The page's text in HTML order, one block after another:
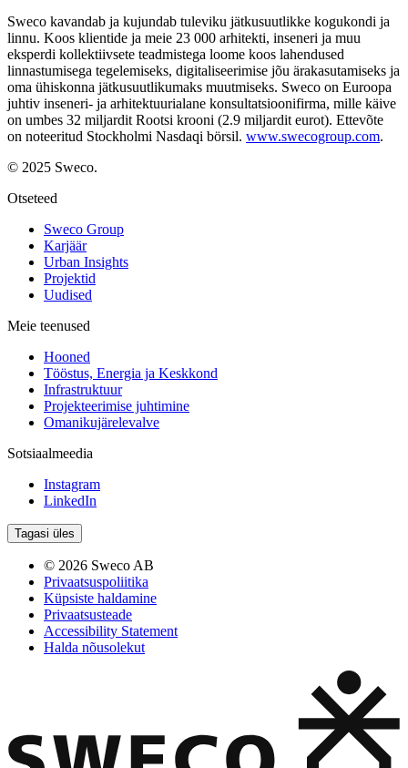
Sweco kavandab ja kujundab tuleviku jätkusuutlikke kogukondi ja
linnu. Koos klientide ja meie 23 000 arhitekti, inseneri ja muu
eksperdi kollektiivsete teadmistega loome koos lahendused
linnastumisega tegelemiseks, digitaliseerimise jõu ärakasutamiseks ja
oma ühiskonna jätkusuutlikumaks muutmiseks. Sweco on Euroopa
juhtiv inseneri- ja arhitektuurialane konsultatsioonifirma, mille käive
on umbes 32 miljardit Rootsi krooni (2.9 miljardit eurot). Ettevõte
on noteeritud Stockholmi Nasdaqi börsil. www.swecogroup.com.
© 2025 Sweco.
Otseteed
Sweco Group
Karjäär
Urban Insights
Projektid
Uudised
Meie teenused
Hooned
Tööstus, Energia ja Keskkond
Infrastruktuur
Projekteerimise juhtimine
Omanikujärelevalve
Sotsiaalmeedia
Instagram
LinkedIn
Tagasi üles
© 2026 Sweco AB
Privaatsuspoliitika
Küpsiste haldamine
Privaatsusteade
Accessibility Statement
Halda nõusolekut